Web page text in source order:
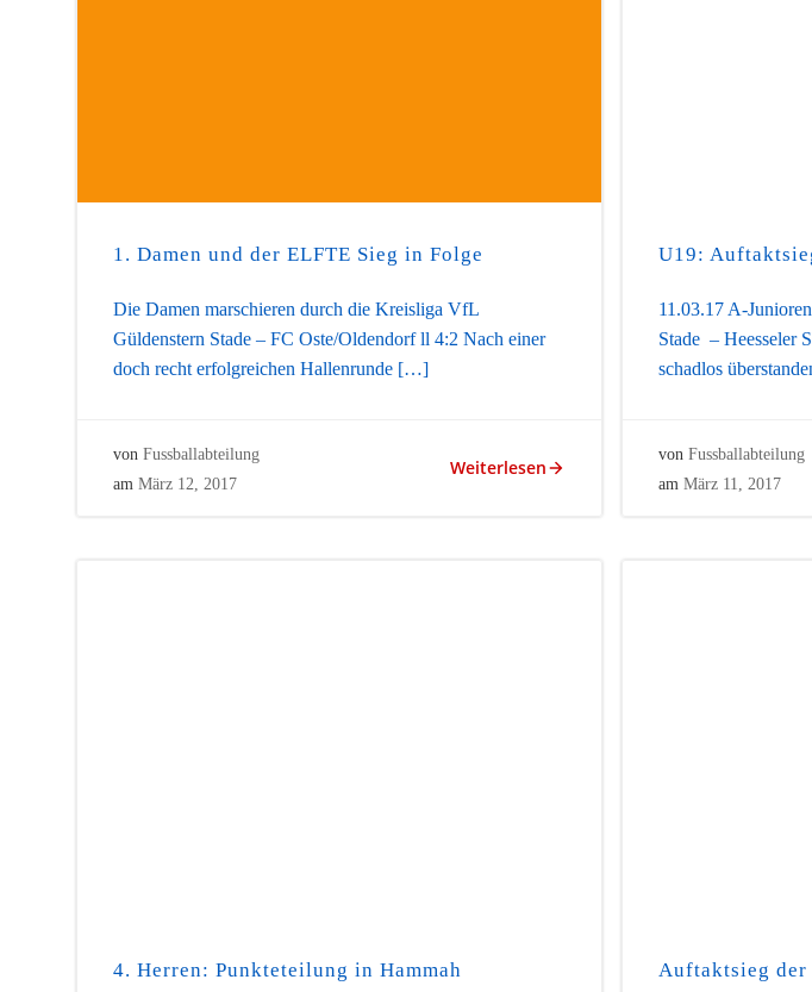
1. Damen und der ELFTE Sieg in Folge
Die Damen marschieren durch die Kreisliga VfL
Güldenstern Stade – FC Oste/Oldendorf ll 4:2 Nach einer
doch recht erfolgreichen Hallenrunde […]
von Fussballabteilung
am März 12, 2017
Weiterlesen
U19:
11.03.17 A-
Stade – Heesseler
schadlos
von Fussballabteilung
am März 11, 2017
4. Herren: Punkteteilung in Hammah Auftaktsieg der